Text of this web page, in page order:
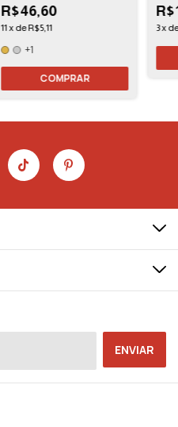
R$46,60
11x deR$5,11
+1
COMPRAR
3x